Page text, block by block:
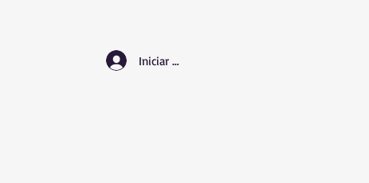
Iniciar sesión